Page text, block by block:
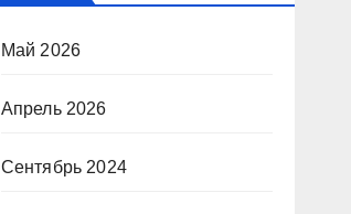
Май 2026
Апрель 2026
Сентябрь 2024